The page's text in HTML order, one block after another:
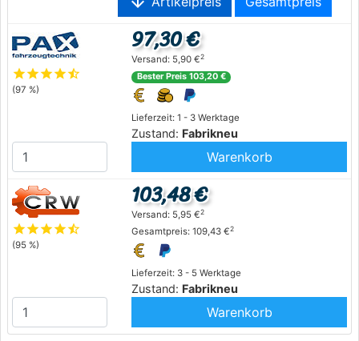
starstarstarstarstar_half
(97 %)
Lieferzeit: 1 - 3 Werktage
Zustand: Fabrikneu
97,30 €
Versand: 5,90 €2
Bester Preis 103,20 €
Warenkorb
starstarstarstarstar_half
(95 %)
Lieferzeit: 3 - 5 Werktage
Zustand: Fabrikneu
103,48 €
Versand: 5,95 €2
Gesamtpreis: 109,43 €2
Warenkorb